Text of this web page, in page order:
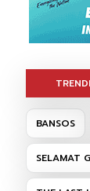
BANSOS
SELAMAT